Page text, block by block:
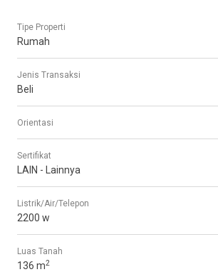
Tipe Properti
Rumah
Jenis Transaksi
Beli
Orientasi
Sertifikat
LAIN - Lainnya
Listrik/Air/Telepon
2200 w
Luas Tanah
136 m2